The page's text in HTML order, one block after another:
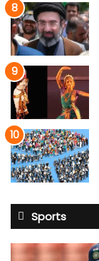
Sports
साई